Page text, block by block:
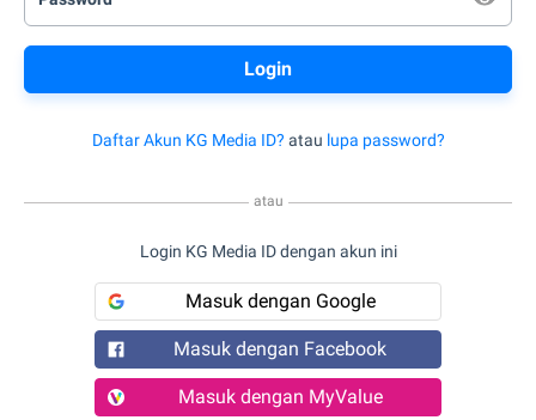
Daftar Akun KG Media ID? atau lupa password?
atau
Login KG Media ID dengan akun ini
Masuk dengan Google
Masuk dengan Facebook
Masuk dengan MyValue